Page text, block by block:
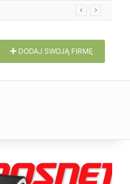
DODAJ SWOJĄ FIRMĘ